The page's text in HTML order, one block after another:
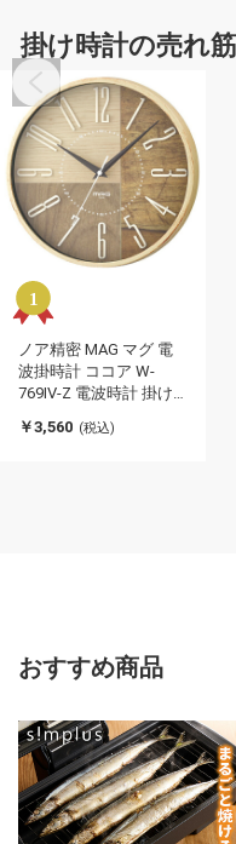
掛け時計の売れ
ノア精密 MAG マグ 電
波掛時計 ココア W-
769IV-Z 電波時計 掛け
シンプル 時計 時間
￥3,560 (税込)
おすすめ商品